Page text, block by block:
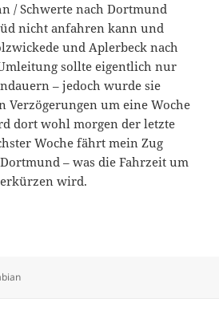
/ Schwerte nach Dortmund
nicht anfahren kann und
und Aplerbeck nach
sollte eigentlich nur
– jedoch wurde sie
Verzögerungen um eine Woche
dort wohl morgen der letzte
Woche fährt mein Zug
– was die Fahrzeit um
wird.